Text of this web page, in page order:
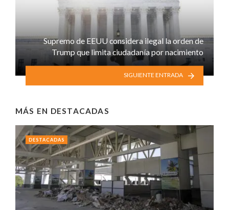
Supremo de EEUU considera ilegal la orden de
Trump que limita ciudadanía por nacimiento
SIGUIENTE ENTRADA
MÁS EN DESTACADAS
DESTACADAS